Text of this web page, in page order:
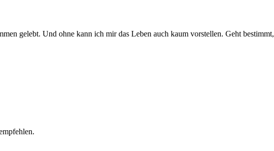
gelebt. Und ohne kann ich mir das Leben auch kaum vorstellen. Geht